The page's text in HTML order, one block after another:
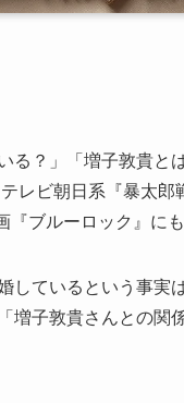
る？」「増子敦貴と
レビ朝日系『暴太
ブルーロック』に
しているという事実
増子敦貴さんとの関